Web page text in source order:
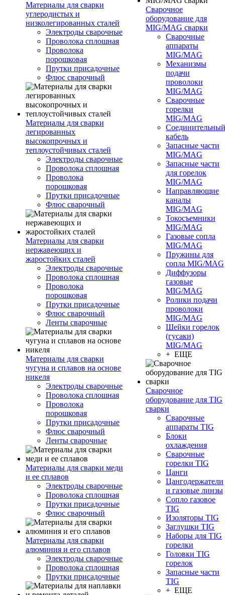
Материалы для сварки
углеродистых и
низколегированных сталей
Электроды сварочные
Проволока сплошная
Проволока
порошковая
Прутки присадочные
Флюс сварочный
Материалы для сварки
легированных
высокопрочных и
теплоустойчивых сталей
Электроды сварочные
Проволока сплошная
Проволока
порошковая
Прутки присадочные
Флюс сварочный
Материалы для сварки
нержавеющих и
жаростойких сталей
Электроды сварочные
Проволока сплошная
Проволока
порошковая
Прутки присадочные
Флюс сварочный
Ленты сварочные
Материалы для сварки
чугуна и сплавов на основе
никеля
Электроды сварочные
Проволока сплошная
Проволока
порошковая
Прутки присадочные
Флюс сварочный
Ленты сварочные
Материалы для сварки меди
и ее сплавов
Электроды сварочные
Проволока сплошная
Прутки присадочные
Флюс сварочный
Материалы для сварки
алюминия и его сплавов
Электроды сварочные
Проволока сплошная
Прутки присадочные
Сварочное
оборудование для
MIG/MAG сварки
Сварочные
аппараты
MIG/MAG
Механизмы
подачи
проволоки
MIG/MAG
Сварочные
горелки
MIG/MAG
Соединительный
кабель
Запасные части
MIG/MAG
Запасные части
для горелок
MIG/MAG
Направляющие
каналы
MIG/MAG
Токосъемники
MIG/MAG
Газовые сопла
MIG/MAG
Пружины для
сопла MIG/MAG
Диффузоры
газовые
MIG/MAG
Ролики подачи
проволоки
MIG/MAG
Шейки горелок
(гусаки)
MIG/MAG
+ ЕЩЕ
Сварочное
оборудование для TIG
сварки
Сварочные
аппараты TIG
Блоки
охлаждения
Сварочные
горелки TIG
Цанги
Цангодержатели
и газовые линзы
Сопло газовое
TIG
Изоляторы TIG
Заглушки TIG
Наборы для TIG
горелки
Головки TIG
горелок
Запасные части
TIG
+ ЕЩЕ